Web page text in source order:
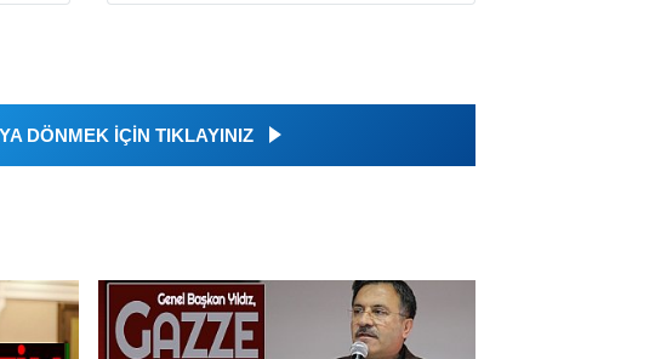
DÖNMEK İÇİN TIKLAYINIZ